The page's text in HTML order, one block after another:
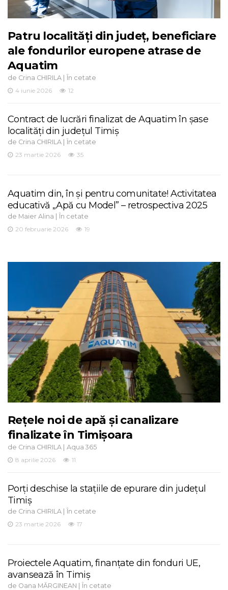
Patru localități din județ, beneficiare
ale fondurilor europene atrase de
Aquatim
de Crina CHIRILA | În cetate
4 iunie 2026
12
Contract de lucrări finalizat de Aquatim în șase
localități din județul Timiș
de Crina CHIRILA | În cetate
23 martie 2026
35
Aquatim din, în și pentru comunitate! Activitatea
educativă „Apă cu Model” – retrospectiva 2025
de Maier Alina | În cetate
20 februarie 2026
19
Rețele noi de apă și canalizare
finalizate în Timișoara
de Crina CHIRILA | Aqua 365
8 aprilie 2026
11
Porți deschise la stațiile de epurare din județul
Timiș
de Crina CHIRILA | În cetate
23 martie 2026
17
Proiectele Aquatim, finanțate din fonduri UE,
avansează în Timiș
de Oana MĂRGINEAN | În cetate